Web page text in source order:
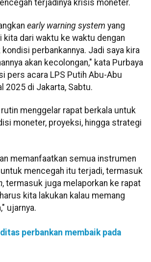
terjadinya krisis moneter.
early warning system yang
kita dari waktu ke waktu dengan
perbankannya. Jadi saya kira
akan kecolongan," kata Purbaya
pers acara LPS Putih Abu-Abu
2025 di Jakarta, Sabtu.
rutin menggelar rapat berkala untuk
moneter, proyeksi, hingga strategi
memanfaatkan semua instrumen
untuk mencegah itu terjadi, termasuk
, termasuk juga melaporkan ke rapat
kita lakukan kalau memang
ujarnya.
perbankan membaik pada